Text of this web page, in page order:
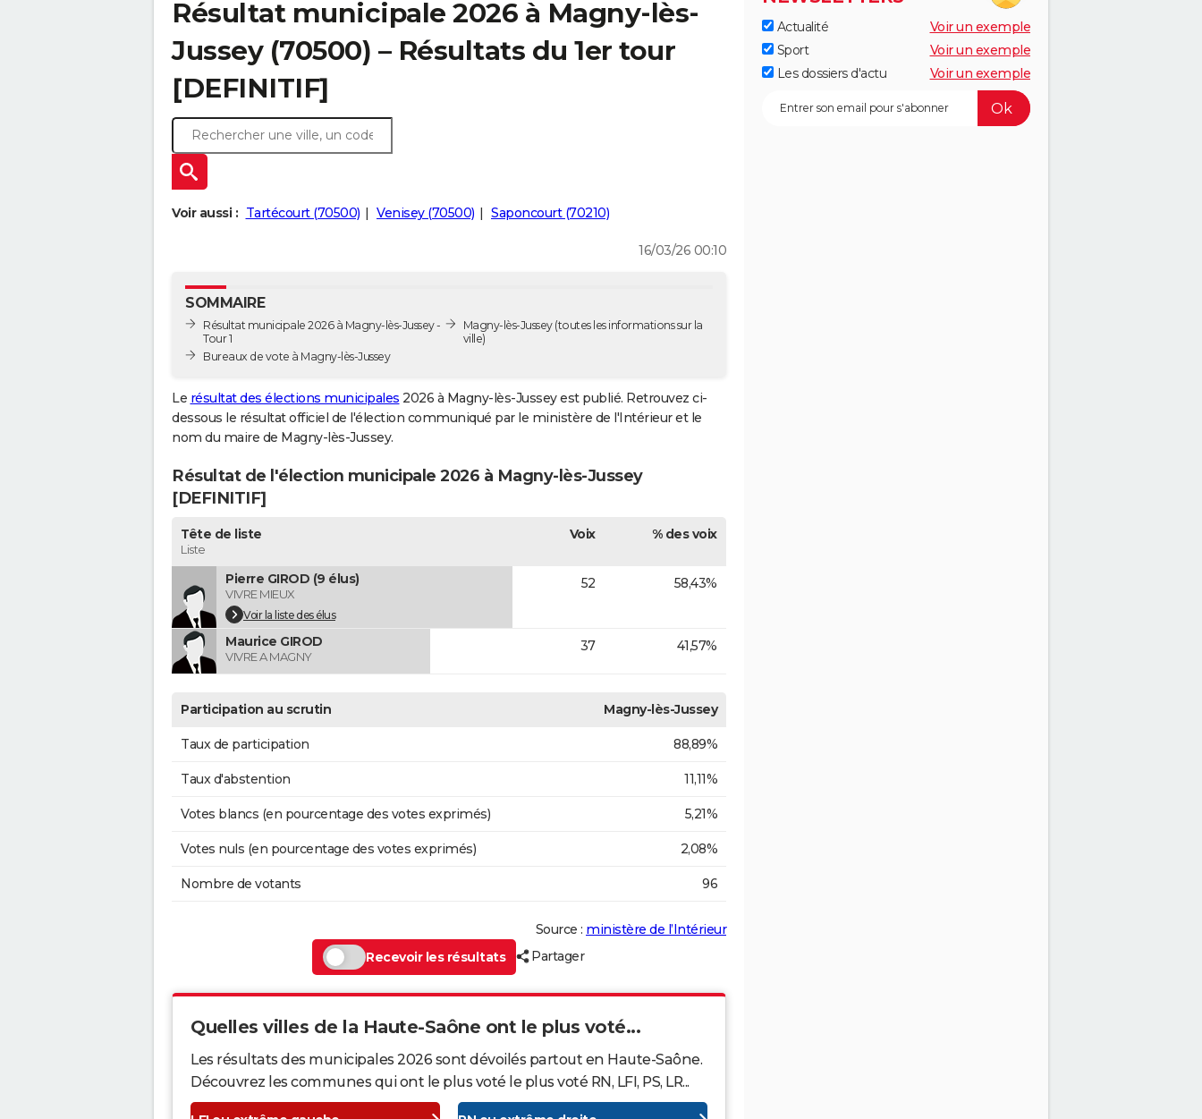
Résultat municipale 2026 à Magny-lès-
Jussey (70500) – Résultats du 1er tour
[DEFINITIF]
Voir aussi : Tartécourt (70500) Venisey (70500) Saponcourt (70210)
16/03/26 00:10
SOMMAIRE
Résultat municipale 2026 à Magny-lès-Jussey -
Tour 1
Bureaux de vote à Magny-lès-Jussey
Magny-lès-Jussey(toutes les informations sur la
ville)
Le résultat des élections municipales 2026 à Magny-lès-Jussey est publié. Retrouvez ci-
dessous le résultat officiel de l'élection communiqué par le ministère de l'Intérieur et le
nom du maire de Magny-lès-Jussey.
Résultat de l'élection municipale 2026 à Magny-lès-Jussey
[DEFINITIF]
Tête de liste
Liste
Voix % des voix
Pierre GIROD (9 élus)
VIVRE MIEUX
Voir la liste des élus
52 58,43%
Maurice GIROD
VIVRE A MAGNY
37 41,57%
Participation au scrutin Magny-lès-Jussey
Taux de participation 88,89%
Taux d'abstention 11,11%
Votes blancs (en pourcentage des votes exprimés) 5,21%
Votes nuls (en pourcentage des votes exprimés) 2,08%
Nombre de votants 96
Source : ministère de l’Intérieur
Recevoir les résultats
Partager
Quelles villes de la Haute-Saône ont le plus voté...
Les résultats des municipales 2026 sont dévoilés partout en Haute-Saône.
Découvrez les communes qui ont le plus voté le plus voté RN, LFI, PS, LR...
Actualité
Voir un exemple
Sport
Voir un exemple
Les dossiers d'actu
Voir un exemple